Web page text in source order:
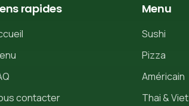
rapides
contacter
Menu
Sushi
Pizza
Américain
Thai & Viet